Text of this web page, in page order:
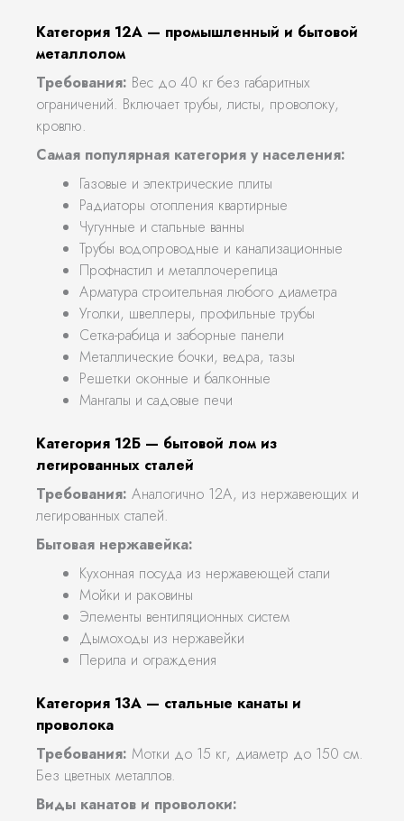
Категория 12А — промышленный и бытовой
металлолом
Требования: Вес до 40 кг без габаритных
ограничений. Включает трубы, листы, проволоку,
кровлю.
Самая популярная категория у населения:
Газовые и электрические плиты
Радиаторы отопления квартирные
Чугунные и стальные ванны
Трубы водопроводные и канализационные
Профнастил и металлочерепица
Арматура строительная любого диаметра
Уголки, швеллеры, профильные трубы
Сетка-рабица и заборные панели
Металлические бочки, ведра, тазы
Решетки оконные и балконные
Мангалы и садовые печи
Категория 12Б — бытовой лом из
легированных сталей
Требования: Аналогично 12А, из нержавеющих и
легированных сталей.
Бытовая нержавейка:
Кухонная посуда из нержавеющей стали
Мойки и раковины
Элементы вентиляционных систем
Дымоходы из нержавейки
Перила и ограждения
Категория 13А — стальные канаты и
проволока
Требования: Мотки до 15 кг, диаметр до 150 см.
Без цветных металлов.
Виды канатов и проволоки: